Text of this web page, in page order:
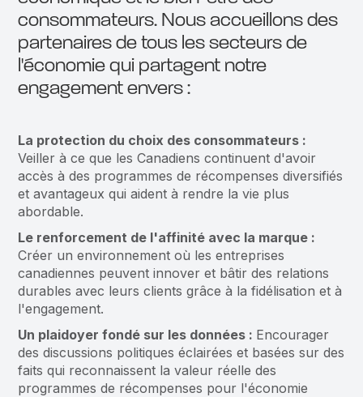
consommateurs. Nous accueillons des
partenaires de tous les secteurs de
l'économie qui partagent notre
engagement envers :
La protection du choix des consommateurs :
Veiller à ce que les Canadiens continuent d'avoir
accès à des programmes de récompenses diversifiés
et avantageux qui aident à rendre la vie plus
abordable.
Le renforcement de l'affinité avec la marque :
Créer un environnement où les entreprises
canadiennes peuvent innover et bâtir des relations
durables avec leurs clients grâce à la fidélisation et à
l'engagement.
Un plaidoyer fondé sur les données : Encourager
des discussions politiques éclairées et basées sur des
faits qui reconnaissent la valeur réelle des
programmes de récompenses pour l'économie